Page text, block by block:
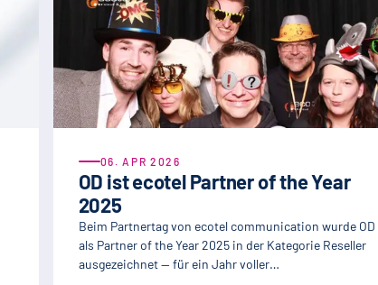
06. APR 2026
OD ist ecotel Partner of the Year
2025
Beim Partnertag von ecotel communication wurde OD
als Partner of the Year 2025 in der Kategorie Reseller
ausgezeichnet — für ein Jahr voller…